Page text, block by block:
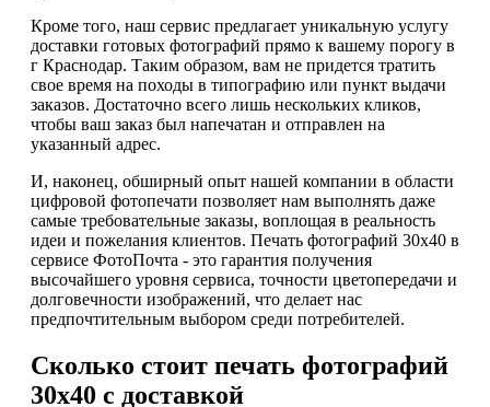
Кроме того, наш сервис предлагает уникальную услугу
доставки готовых фотографий прямо к вашему порогу в
г Краснодар. Таким образом, вам не придется тратить
свое время на походы в типографию или пункт выдачи
заказов. Достаточно всего лишь нескольких кликов,
чтобы ваш заказ был напечатан и отправлен на
указанный адрес.
И, наконец, обширный опыт нашей компании в области
цифровой фотопечати позволяет нам выполнять даже
самые требовательные заказы, воплощая в реальность
идеи и пожелания клиентов. Печать фотографий 30х40 в
сервисе ФотоПочта - это гарантия получения
высочайшего уровня сервиса, точности цветопередачи и
долговечности изображений, что делает нас
предпочтительным выбором среди потребителей.
Сколько стоит печать фотографий
30х40 с доставкой